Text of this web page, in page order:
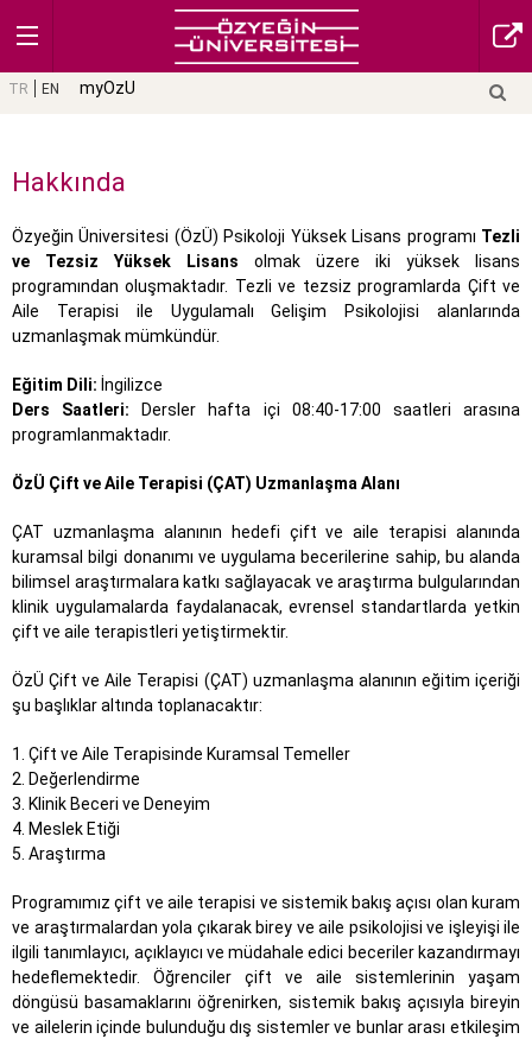
TR EN myOzU
Hakkında
Özyeğin Üniversitesi (ÖzÜ) Psikoloji Yüksek Lisans programı Tezli
ve Tezsiz Yüksek Lisans olmak üzere iki yüksek lisans
programından oluşmaktadır. Tezli ve tezsiz programlarda Çift ve
Aile Terapisi ile Uygulamalı Gelişim Psikolojisi alanlarında
uzmanlaşmak mümkündür.
Eğitim Dili: İngilizce
Ders Saatleri: Dersler hafta içi 08:40-17:00 saatleri arasına
programlanmaktadır.
ÖzÜ Çift ve Aile Terapisi (ÇAT) Uzmanlaşma Alanı
ÇAT uzmanlaşma alanının hedefi çift ve aile terapisi alanında
kuramsal bilgi donanımı ve uygulama becerilerine sahip, bu alanda
bilimsel araştırmalara katkı sağlayacak ve araştırma bulgularından
klinik uygulamalarda faydalanacak, evrensel standartlarda yetkin
çift ve aile terapistleri yetiştirmektir.
ÖzÜ Çift ve Aile Terapisi (ÇAT) uzmanlaşma alanının eğitim içeriği
şu başlıklar altında toplanacaktır:
1. Çift ve Aile Terapisinde Kuramsal Temeller
2. Değerlendirme
3. Klinik Beceri ve Deneyim
4. Meslek Etiği
5. Araştırma
Programımız çift ve aile terapisi ve sistemik bakış açısı olan kuram
ve araştırmalardan yola çıkarak birey ve aile psikolojisi ve işleyişi ile
ilgili tanımlayıcı, açıklayıcı ve müdahale edici beceriler kazandırmayı
hedeflemektedir. Öğrenciler çift ve aile sistemlerinin yaşam
döngüsü basamaklarını öğrenirken, sistemik bakış açısıyla bireyin
ve ailelerin içinde bulunduğu dış sistemler ve bunlar arası etkileşim